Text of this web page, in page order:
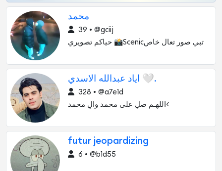
محمد
39 • @gciij
حياكم تصويري 📸Scenicتبي صور تعال خاص
اياد عبدالله الاسدي 🤍.
328 • @a7e1d
اللهـم صلِ على محمد والِ محمد<
futur jeopardizing
6 • @b1d55